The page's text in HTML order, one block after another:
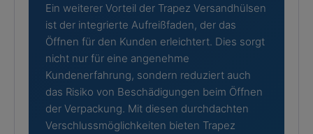
Ein weiterer Vorteil der Trapez Versandhülsen
ist der integrierte Aufreißfaden, der das
Öffnen für den Kunden erleichtert. Dies sorgt
nicht nur für eine angenehme
Kundenerfahrung, sondern reduziert auch
das Risiko von Beschädigungen beim Öffnen
der Verpackung. Mit diesen durchdachten
Verschlussmöglichkeiten bieten Trapez